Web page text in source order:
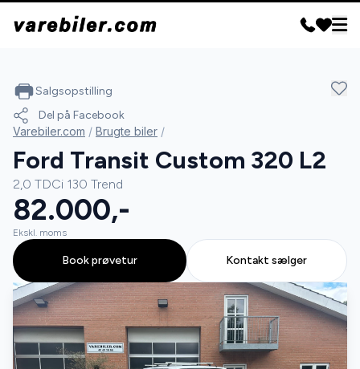
Salgsopstilling
Del på Facebook
Varebiler.com / Brugte biler /
Ford Transit Custom 320 L2
2,0 TDCi 130 Trend
82.000,-
Ekskl. moms
Book prøvetur Kontakt sælger